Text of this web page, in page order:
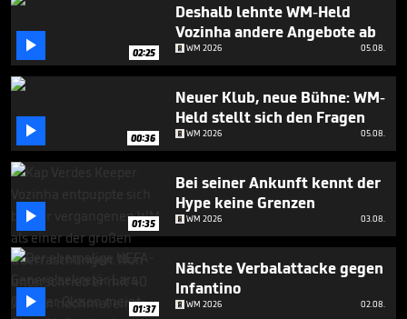
minute,
seconds
 02:25
Deshalb lehnte WM-Held
Vozinha andere Angebote ab
WM 2026 05.08.
 00:36
Neuer Klub, neue Bühne: WM-
Held stellt sich den Fragen
WM 2026 05.08.
 01:35
Bei seiner Ankunft kennt der
Hype keine Grenzen
WM 2026 03.08.
 01:37
Nächste Verbalattacke gegen
Infantino
WM 2026 02.08.